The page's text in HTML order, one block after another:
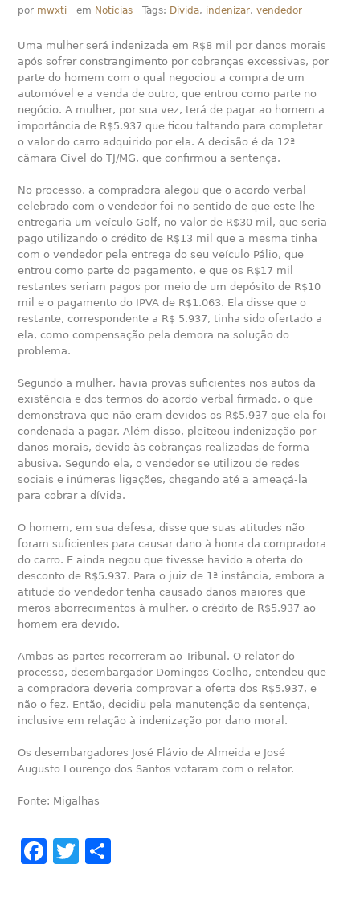
por mwxti em Notícias Tags: Dívida, indenizar,vendedor
Uma mulher será indenizada em R$8 mil por danos morais
após sofrer constrangimento por cobranças excessivas, por
parte do homem com o qual negociou a compra de um
automóvel e a venda de outro, que entrou como parte no
negócio. A mulher, por sua vez, terá de pagar ao homem a
importância de R$5.937 que ficou faltando para completar
o valor do carro adquirido por ela. A decisão é da 12ª
câmara Cível do TJ/MG, que confirmou a sentença.
No processo, a compradora alegou que o acordo verbal
celebrado com o vendedor foi no sentido de que este lhe
entregaria um veículo Golf, no valor de R$30 mil, que seria
pago utilizando o crédito de R$13 mil que a mesma tinha
com o vendedor pela entrega do seu veículo Pálio, que
entrou como parte do pagamento, e que os R$17 mil
restantes seriam pagos por meio de um depósito de R$10
mil e o pagamento do IPVA de R$1.063. Ela disse que o
restante, correspondente a R$ 5.937, tinha sido ofertado a
ela, como compensação pela demora na solução do
problema.
Segundo a mulher, havia provas suficientes nos autos da
existência e dos termos do acordo verbal firmado, o que
demonstrava que não eram devidos os R$5.937 que ela foi
condenada a pagar. Além disso, pleiteou indenização por
danos morais, devido às cobranças realizadas de forma
abusiva. Segundo ela, o vendedor se utilizou de redes
sociais e inúmeras ligações, chegando até a ameaçá-la
para cobrar a dívida.
O homem, em sua defesa, disse que suas atitudes não
foram suficientes para causar dano à honra da compradora
do carro. E ainda negou que tivesse havido a oferta do
desconto de R$5.937. Para o juiz de 1ª instância, embora a
atitude do vendedor tenha causado danos maiores que
meros aborrecimentos à mulher, o crédito de R$5.937 ao
homem era devido.
Ambas as partes recorreram ao Tribunal. O relator do
processo, desembargador Domingos Coelho, entendeu que
a compradora deveria comprovar a oferta dos R$5.937, e
não o fez. Então, decidiu pela manutenção da sentença,
inclusive em relação à indenização por dano moral.
Os desembargadores José Flávio de Almeida e José
Augusto Lourenço dos Santos votaram com o relator.
Fonte: Migalhas
Facebook
Twitter